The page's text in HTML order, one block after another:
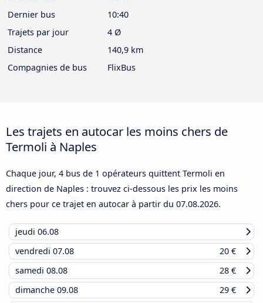
Dernier bus
10:40
Trajets par jour
4 Ø
Distance
140,9 km
Compagnies de bus
FlixBus
Les trajets en autocar les moins chers de
Termoli à Naples
Chaque jour, 4 bus de 1 opérateurs quittent Termoli en
direction de Naples : trouvez ci-dessous les prix les moins
chers pour ce trajet en autocar à partir du 07.08.2026.
jeudi 06.08
vendredi 07.08
20 €
samedi 08.08
28 €
dimanche 09.08
29 €